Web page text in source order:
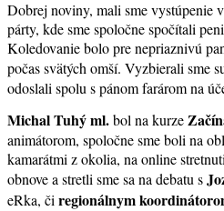
Dobrej noviny, mali sme vystúpenie
párty, kde sme spoločne spočítali
Koledovanie bolo pre nepriaznivú
počas svätých omší. Vyzbierali sme
odoslali spolu s pánom farárom na
Michal Tuhý ml.bol na kurze
animátorom, spoločne sme boli na
kamarátmi z okolia, na online
obnove a stretli sme sa na debatu s
eRka, či regionálnym